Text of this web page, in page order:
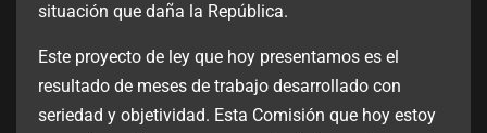
situación que daña la República.
Este proyecto de ley que hoy presentamos es el
resultado de meses de trabajo desarrollado con
seriedad y objetividad. Esta Comisión que hoy estoy